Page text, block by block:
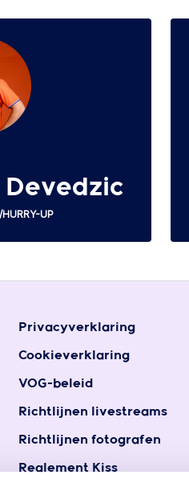
Devedzic
UP
Privacyverklaring
Cookieverklaring
VOG-beleid
Richtlijnen livestreams
Richtlijnen fotografen
Reglement Kiss